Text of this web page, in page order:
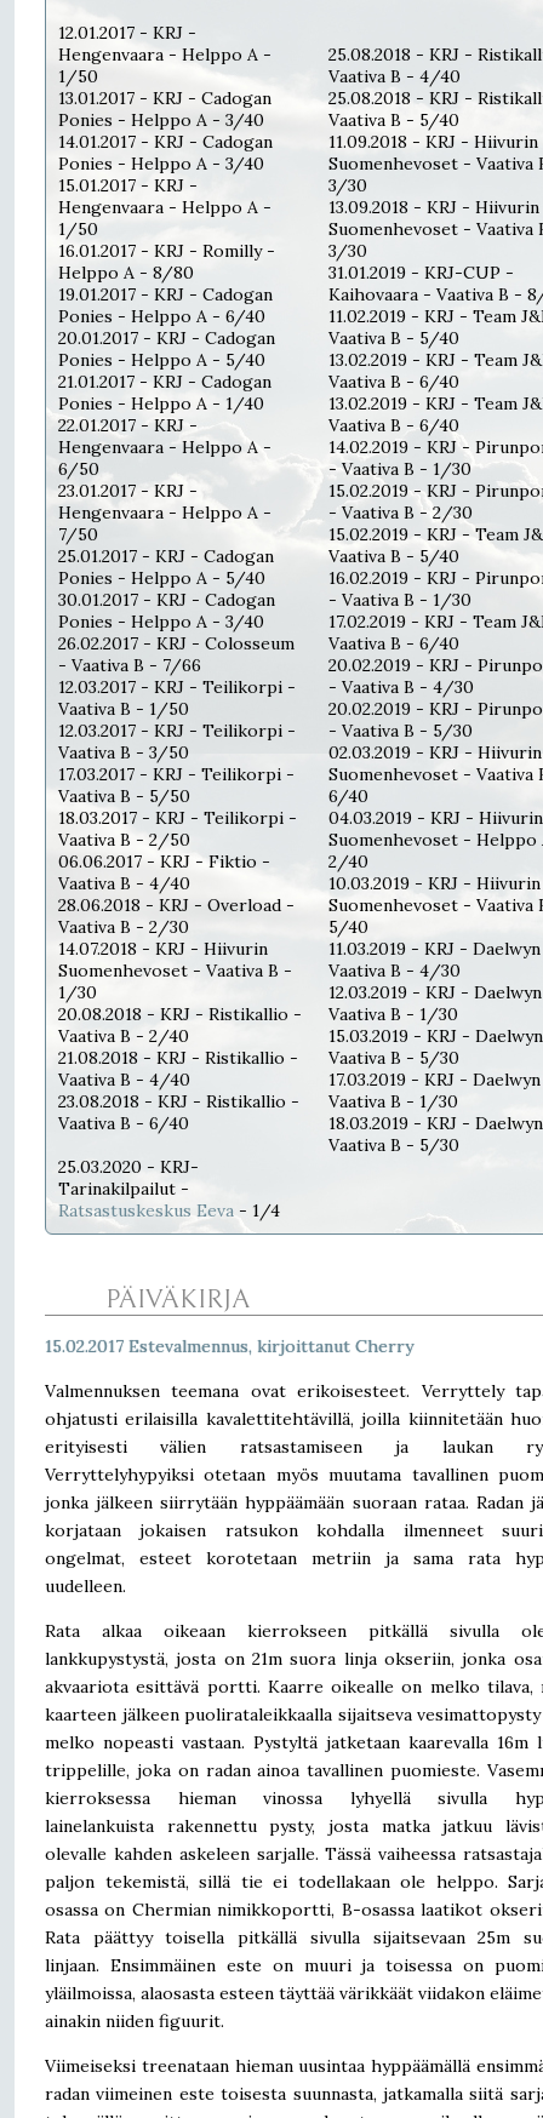
12.01.2017 - KRJ -
Hengenvaara - Helppo A -
1/50
13.01.2017 - KRJ - Cadogan
Ponies - Helppo A - 3/40
14.01.2017 - KRJ - Cadogan
Ponies - Helppo A - 3/40
15.01.2017 - KRJ -
Hengenvaara - Helppo A -
1/50
16.01.2017 - KRJ - Romilly -
Helppo A - 8/80
19.01.2017 - KRJ - Cadogan
Ponies - Helppo A - 6/40
20.01.2017 - KRJ - Cadogan
Ponies - Helppo A - 5/40
21.01.2017 - KRJ - Cadogan
Ponies - Helppo A - 1/40
22.01.2017 - KRJ -
Hengenvaara - Helppo A -
6/50
23.01.2017 - KRJ -
Hengenvaara - Helppo A -
7/50
25.01.2017 - KRJ - Cadogan
Ponies - Helppo A - 5/40
30.01.2017 - KRJ - Cadogan
Ponies - Helppo A - 3/40
26.02.2017 - KRJ - Colosseum
- Vaativa B - 7/66
12.03.2017 - KRJ - Teilikorpi -
Vaativa B - 1/50
12.03.2017 - KRJ - Teilikorpi -
Vaativa B - 3/50
17.03.2017 - KRJ - Teilikorpi -
Vaativa B - 5/50
18.03.2017 - KRJ - Teilikorpi -
Vaativa B - 2/50
06.06.2017 - KRJ - Fiktio -
Vaativa B - 4/40
28.06.2018 - KRJ - Overload -
Vaativa B - 2/30
14.07.2018 - KRJ - Hiivurin
Suomenhevoset - Vaativa B -
1/30
20.08.2018 - KRJ - Ristikallio -
Vaativa B - 2/40
21.08.2018 - KRJ - Ristikallio -
Vaativa B - 4/40
23.08.2018 - KRJ - Ristikallio -
Vaativa B - 6/40
25.03.2020 - KRJ-
Tarinakilpailut -
Ratsastuskeskus Eeva - 1/4
25.08.2018 - KRJ -
Vaativa B - 4/40
25.08.2018 - KRJ -
Vaativa B - 5/40
11.09.2018 - KRJ - Hiivurin
Suomenhevoset - Vaativa
3/30
13.09.2018 - KRJ - Hiivurin
Suomenhevoset - Vaativa
3/30
31.01.2019 - KRJ-CUP -
Kaihovaara - Vaativa B -
11.02.2019 - KRJ - Team
Vaativa B - 5/40
13.02.2019 - KRJ - Team
Vaativa B - 6/40
13.02.2019 - KRJ - Team
Vaativa B - 6/40
14.02.2019 - KRJ -
- Vaativa B - 1/30
15.02.2019 - KRJ -
- Vaativa B - 2/30
15.02.2019 - KRJ - Team
Vaativa B - 5/40
16.02.2019 - KRJ -
- Vaativa B - 1/30
17.02.2019 - KRJ - Team
Vaativa B - 6/40
20.02.2019 - KRJ -
- Vaativa B - 4/30
20.02.2019 - KRJ -
- Vaativa B - 5/30
02.03.2019 - KRJ - Hiivurin
Suomenhevoset - Vaativa
6/40
04.03.2019 - KRJ - Hiivurin
Suomenhevoset - Helppo
2/40
10.03.2019 - KRJ - Hiivurin
Suomenhevoset - Vaativa
5/40
11.03.2019 - KRJ -
Vaativa B - 4/30
12.03.2019 - KRJ -
Vaativa B - 1/30
15.03.2019 - KRJ -
Vaativa B - 5/30
17.03.2019 - KRJ -
Vaativa B - 1/30
18.03.2019 - KRJ -
Vaativa B - 5/30
PÄIVÄKIRJA
15.02.2017 Estevalmennus, kirjoittanut Cherry
Valmennuksen teemana ovat erikoisesteet. Verryttely
ohjatusti erilaisilla kavalettitehtävillä, joilla kiinnitetään
erityisesti välien ratsastamiseen ja laukan
Verryttelyhypyiksi otetaan myös muutama tavallinen
jonka jälkeen siirrytään hyppäämään suoraan rataa. Radan
korjataan jokaisen ratsukon kohdalla ilmenneet
ongelmat, esteet korotetaan metriin ja sama rata
uudelleen.
Rata alkaa oikeaan kierrokseen pitkällä sivulla
lankkupystystä, josta on 21m suora linja okseriin, jonka
akvaariota esittävä portti. Kaarre oikealle on melko tilava,
kaarteen jälkeen puolirataleikkaalla sijaitseva
melko nopeasti vastaan. Pystyltä jatketaan kaarevalla 16m
trippelille, joka on radan ainoa tavallinen puomieste.
kierroksessa hieman vinossa lyhyellä sivulla
lainelankuista rakennettu pysty, josta matka jatkuu
olevalle kahden askeleen sarjalle. Tässä vaiheessa
paljon tekemistä, sillä tie ei todellakaan ole helppo.
osassa on Chermian nimikkoportti, B-osassa laatikot
Rata päättyy toisella pitkällä sivulla sijaitsevaan 25m
linjaan. Ensimmäinen este on muuri ja toisessa on
yläilmoissa, alaosasta esteen täyttää värikkäät viidakon
ainakin niiden figuurit.
Viimeiseksi treenataan hieman uusintaa hyppäämällä
radan viimeinen este toisesta suunnasta, jatkamalla siitä